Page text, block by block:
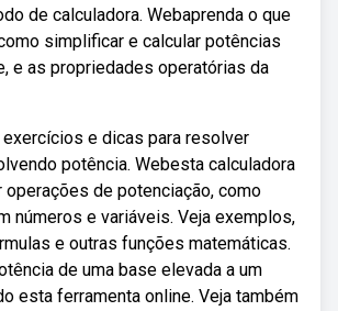
de calculadora. Webaprenda o que
simplificar e calcular potências
e as propriedades operatórias da
e dicas para resolver
potência. Webesta calculadora
de potenciação, como
números e variáveis. Veja exemplos,
e outras funções matemáticas.
de uma base elevada a um
esta ferramenta online. Veja também